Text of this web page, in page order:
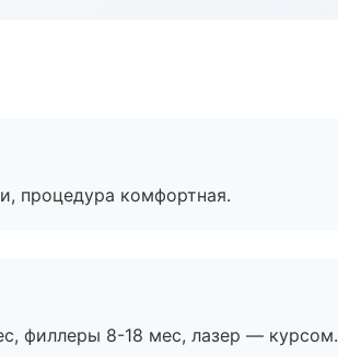
процедура комфортная.
филлеры 8-18 мес, лазер — курсом.